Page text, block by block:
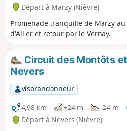
Départ à Marzy (Nièvre)
Promenade tranquille de Marzy
d'Allier et retour par le Vernay.
Circuit des Montôts
Nevers
Visorandonneur
4,98 km
+24 m -24 m
Départ à Nevers (Nièvre)